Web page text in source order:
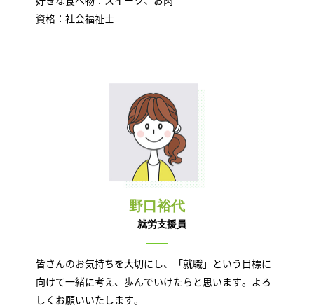
資格：社会福祉士
野口裕代
就労支援員
皆さんのお気持ちを大切にし、「就職」という目標に
向けて一緒に考え、歩んでいけたらと思います。よろ
しくお願いいたします。